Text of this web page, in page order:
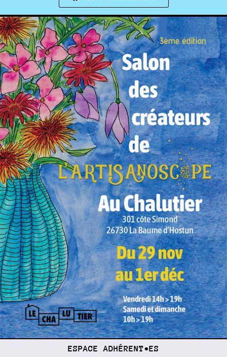
ESPACE ADHÉRENT•ES